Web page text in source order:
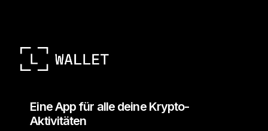
Eine App für alle deine Krypto-
Aktivitäten